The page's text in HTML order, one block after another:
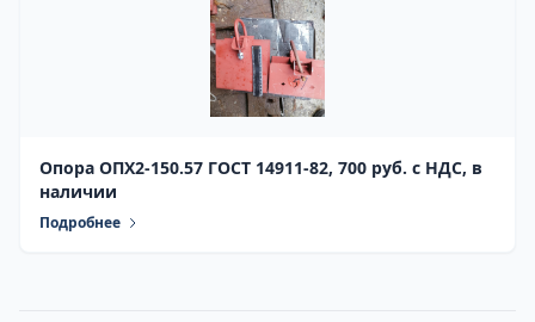
Опора ОПХ2-150.57 ГОСТ 14911-82, 700 руб. с НДС, в
наличии
Подробнее